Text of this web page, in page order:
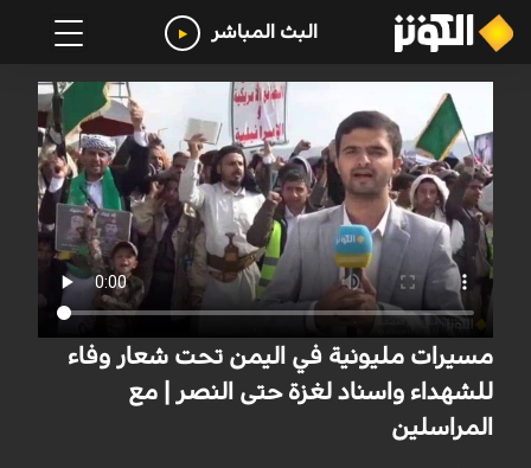
البث المباشر
مسيرات مليونية في اليمن تحت شعار وفاء
للشهداء واسناد لغزة حتى النصر | مع
المراسلين